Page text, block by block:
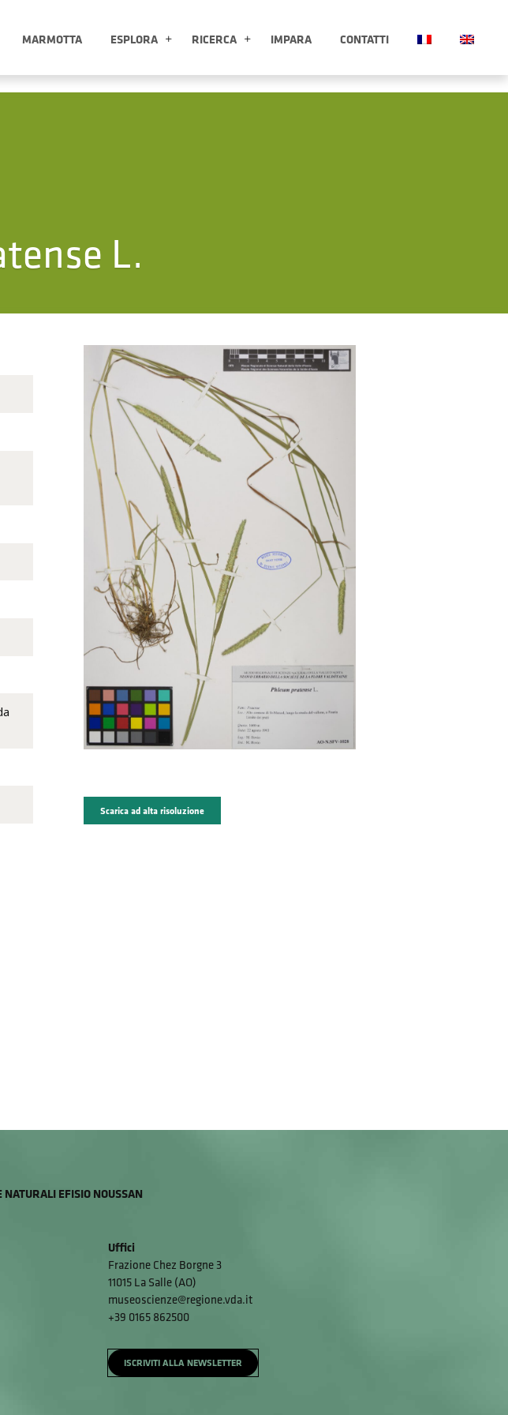
MARMOTTA ESPLORA RICERCA IMPARA CONTATTI
L.
Scarica ad alta risoluzione
NATURALI EFISIO NOUSSAN
Uffici
Frazione Chez Borgne 3
11015 La Salle (AO)
museoscienze@regione.vda.it
+39 0165 862500
ISCRIVITI ALLA NEWSLETTER